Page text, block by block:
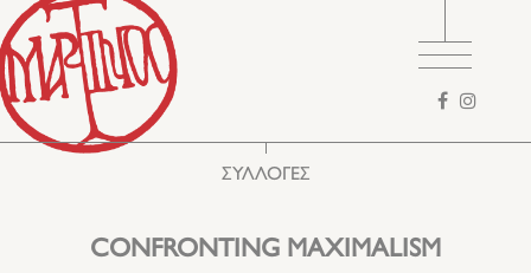
αναζήτησης
ΣΥΛΛΟΓΕΣ
CONFRONTING MAXIMALISM